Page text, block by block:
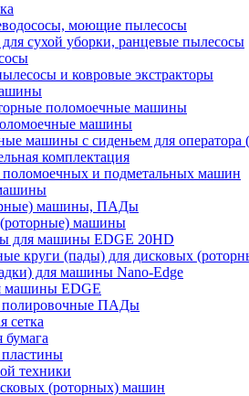
моющие пылесосы
сухой уборки, ранцевые пылесосы
и ковровые экстракторы
поломоечные машины
машины
машины с сиденьем для оператора
комплектация
поломоечных и подметальных машин
машины, ПАДы
машины
для машины EDGE 20HD
круги (пады) для дисковых
для машины Nano-Edge
EDGE
полировочные ПАДы
сетка
бумага
техники
(роторных) машин